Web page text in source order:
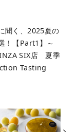
聞く、2025夏の
！【Part1】～
SIX店 夏季
Tasting